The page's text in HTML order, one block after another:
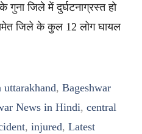
जिले में दुर्घटनाग्रस्त हो
जिले के कुल 12 लोग घायल
uttarakhand, Bageshwar
News in Hindi, central
, injured, Latest